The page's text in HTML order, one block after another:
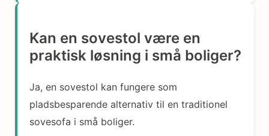
Kan en sovestol være en
praktisk løsning i små boliger?
Ja, en sovestol kan fungere som
pladsbesparende alternativ til en traditionel
sovesofa i små boliger.